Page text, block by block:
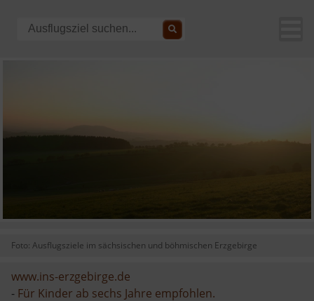
Foto: Ausflugsziele im sächsischen und böhmischen Erzgebirge
www.ins-erzgebirge.de
- Für Kinder ab sechs Jahre empfohlen.